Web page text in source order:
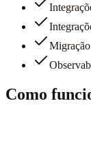
Como